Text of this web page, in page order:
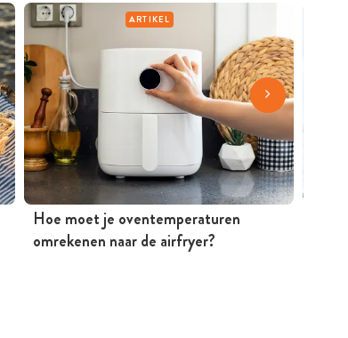
ARTIKEL
Hoe moet je oventemperaturen
omrekenen naar de airfryer?